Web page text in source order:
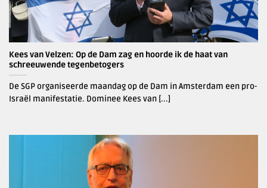
Kees van Velzen: Op de Dam zag en hoorde ik de haat van
schreeuwende tegenbetogers
De SGP organiseerde maandag op de Dam in Amsterdam een pro-
Israël manifestatie. Dominee Kees van [...]